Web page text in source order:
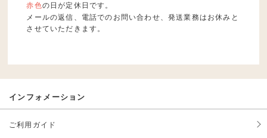
赤色の日が定休日です。
メールの返信、電話でのお問い合わせ、発送業務はお休みと
させていただきます。
インフォメーション
ご利用ガイド